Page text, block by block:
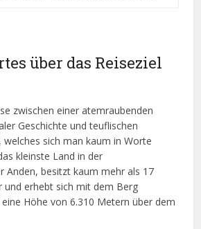
über das Reiseziel
zwischen einer atemraubenden
Geschichte und teuflischen
welches sich man kaum in Worte
kleinste Land in der
Anden, besitzt kaum mehr als 17
und erhebt sich mit dem Berg
Höhe von 6.310 Metern über dem